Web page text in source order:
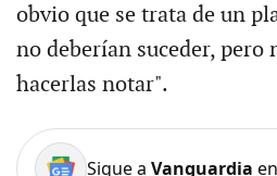
obvio que se trata de un
no deberían suceder, pero
hacerlas notar".
Sigue a Vanguardia